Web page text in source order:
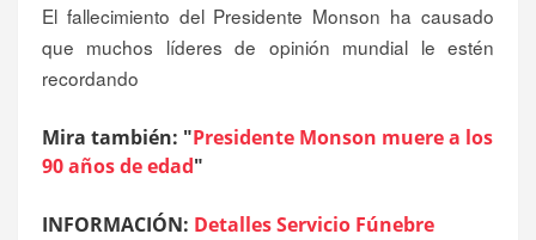
El fallecimiento del Presidente Monson ha causado
que muchos líderes de opinión mundial le estén
recordando
Mira también: "Presidente Monson muere a los
90 años de edad"
INFORMACIÓN: Detalles Servicio Fúnebre